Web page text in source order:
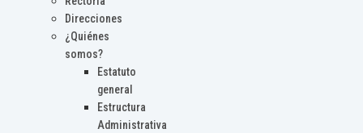
Direcciones
¿Quiénes
somos?
Estatuto
general
Estructura
Administrativa